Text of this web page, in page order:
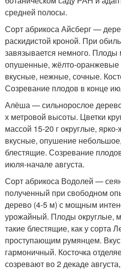
средней полосы.
Сорт абрикоса Айсберг —
раскидистой кроной. При
завязывается немного. Плоды
опушенные, жёлто-
вкусные, нежные, сочные.
Созревание плодов в конце
Алёша — сильнорослое
х метровой высоты. Цветки
массой 15-20 г округлые,
вкусные, опушение
блестящие. Созревание
июля-начале августа.
Сорт абрикоса Водолей —
полученный при свободном
дерево (4-5 м) с мощным
урожайный. Плоды округлые,
такие блестящие, как у сорта
проступающим румянцем. Вкус
гармоничный. Косточка
созревают во 2 декаде